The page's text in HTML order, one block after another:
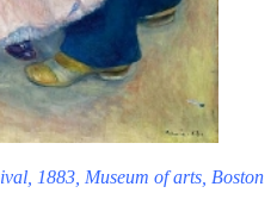
1883, Museum of arts, Boston